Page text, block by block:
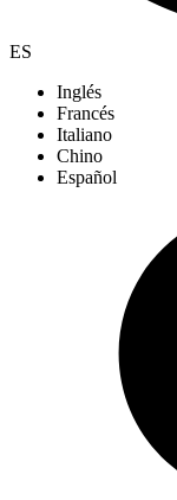
ES
Inglés
Francés
Italiano
Chino
Español